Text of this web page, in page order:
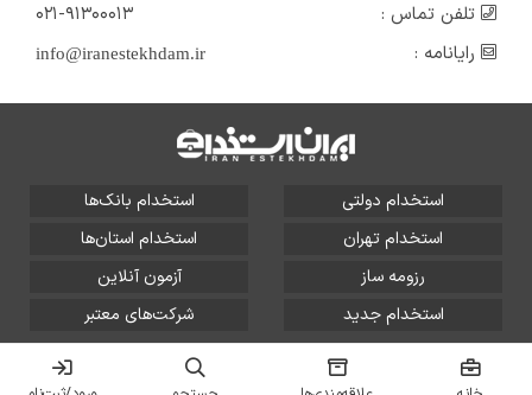
تلفن تماس :
۰۲۱-۹۱۳۰۰۰۱۳
رایانامه :
info@iranestekhdam.ir
استخدام دولتی
استخدام بانک‌ها
استخدام تهران
استخدام استان‌ها
رزومه ساز
آزمون آنلاین
استخدام جدید
شرکت‌های معتبر
تمامی حقوق این سایت برای آلتین سیستم محفوظ است و هر
گونه سوءاستفاده از آن پیگرد قانونی دارد.